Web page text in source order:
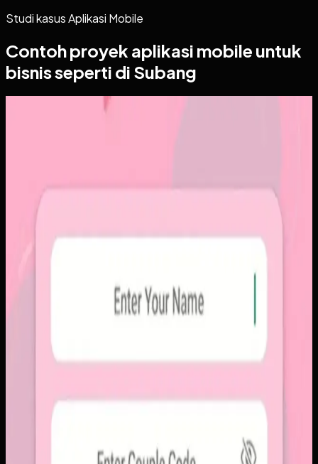
Studi kasusAplikasi Mobile
Contoh proyek aplikasi mobile untuk
bisnis seperti di Subang
Sebelumnya
Platform sosial umum sering membuat momen personal
tenggelam di antara konten publik, iklan, dan tekanan
untuk selalu tampil sempurna. Pengguna membutuhkan
Kami membangun aplikasi mobile dengan alur berbagi yang
ringkas, notifikasi cepat, dan arsip momen yang tersusun
rapi. Sistemnya dirancang untuk percakapan visual yang
lebih personal tanpa membawa beban feed publik.